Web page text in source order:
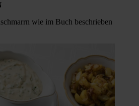
wie im Buch beschrieben